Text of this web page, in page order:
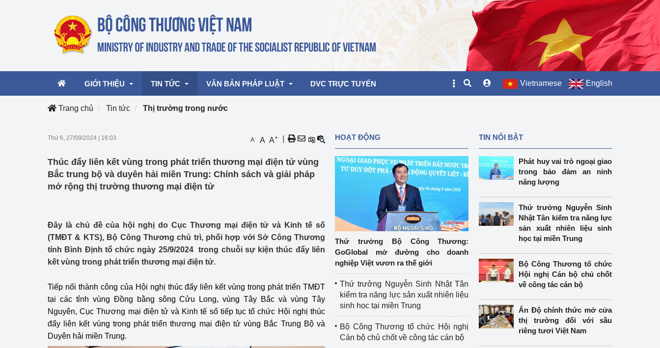
GIỚI THIỆU
Cơ cấu tổ chức
TIN TỨC
Hoạt động của Lãnh đạo Bộ
mại, Dịch vụ Việt Nam 2026
Công Thương 57
Công Thương - Công luậnHọp báo
Thông cáo báo chí
Chuyển đổi số
Lịch sử phát triển
Bản tin Thị trường Nông Lâm Thủy sản
Phát triển nguồn nhân lực
VĂN BẢN PHÁP LUẬT
Văn bản hợp nhất
DVC TRỰC TUYẾN Vietnamese English
Trang chủ Tin tức Thị trường trong nước
Thứ 6, 27/09/2024 16:03 A- A A+
Thúc đẩy liên kết vùng trong phát triển thương mại điện tử vùng
Bắc trung bộ và duyên hải miền Trung: Chính sách và giải pháp
mở rộng thị trường thương mại điện tử
Đây là chủ đề của hội nghị do Cục Thương mại điện tử và Kinh tế số
(TMĐT & KTS), Bộ Công Thương chủ trì, phối hợp với Sở Công Thương
tỉnh Bình Định tổ chức ngày 25/9/2024 trong chuỗi sự kiện thúc đẩy liên
kết vùng trong phát triển thương mại điện tử.
Tiếp nối thành công của Hội nghị thúc đẩy liên kết vùng trong phát triển TMĐT
tại các tỉnh vùng Đồng bằng sông Cửu Long, vùng Tây Bắc và vùng Tây
Nguyên, Cục Thương mại điện tử và Kinh tế số tiếp tục tổ chức Hội nghị thúc
đẩy liên kết vùng trong phát triển thương mại điện tử vùng Bắc Trung Bộ và
Duyên hải miền Trung.
HOẠT ĐỘNG
Thứ trưởng Bộ Công Thương:
GoGlobal mở đường cho doanh
nghiệp Việt vươn ra thế giới
Thứ trưởng Nguyễn Sinh Nhật Tân
kiểm tra năng lực sản xuất nhiên liệu
sinh học tại miền Trung
Bộ Công Thương tổ chức Hội nghị
Cán bộ chủ chốt về công tác cán bộ
TIN NỔI BẬT
Phát huy vai trò ngoại giao
trong bảo đảm an ninh
năng lượng
Thứ trưởng Nguyễn Sinh
Nhật Tân kiểm tra năng lực
sản xuất nhiên liệu sinh
học tại miền Trung
Bộ Công Thương tổ chức
Hội nghị Cán bộ chủ chốt
về công tác cán bộ
Ấn Độ chính thức mở cửa
thị trường đối với sầu
riêng tươi Việt Nam